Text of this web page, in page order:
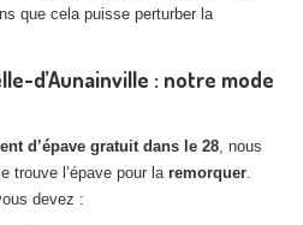
que cela puisse perturber la
d’Aunainville : notre mode
d’épave gratuit dans le 28, nous
trouve l’épave pour la remorquer.
devez :